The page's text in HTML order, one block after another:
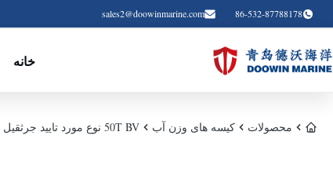
86-532-87788178
sales2@doowinmarine.com
خانه
محصولات کیسه های وزن آب 50T BV نوع مورد تایید جرثقیل وزنهای آب ثابت بار